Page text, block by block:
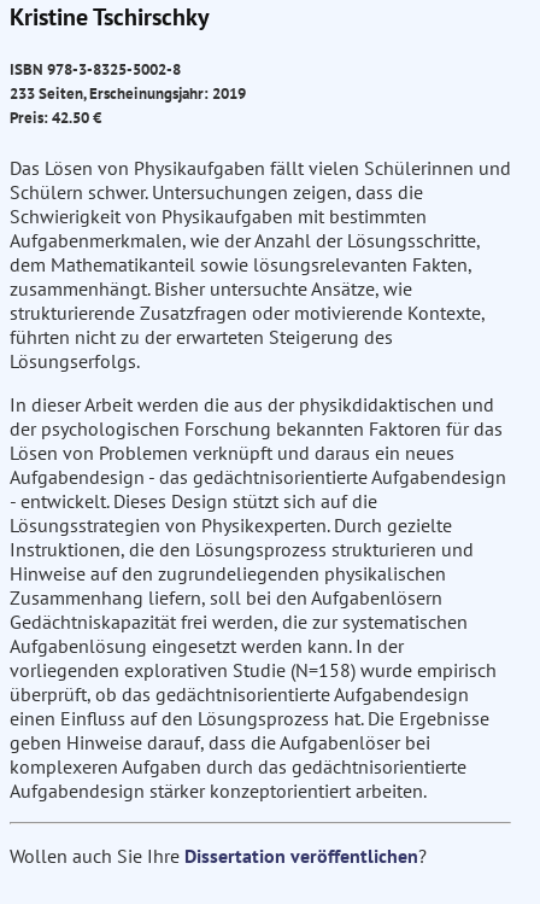
Kristine Tschirschky
ISBN 978-3-8325-5002-8
233 Seiten, Erscheinungsjahr: 2019
Preis: 42.50 €
Das Lösen von Physikaufgaben fällt vielen Schülerinnen und
Schülern schwer. Untersuchungen zeigen, dass die
Schwierigkeit von Physikaufgaben mit bestimmten
Aufgabenmerkmalen, wie der Anzahl der Lösungsschritte,
dem Mathematikanteil sowie lösungsrelevanten Fakten,
zusammenhängt. Bisher untersuchte Ansätze, wie
strukturierende Zusatzfragen oder motivierende Kontexte,
führten nicht zu der erwarteten Steigerung des
Lösungserfolgs.
In dieser Arbeit werden die aus der physikdidaktischen und
der psychologischen Forschung bekannten Faktoren für das
Lösen von Problemen verknüpft und daraus ein neues
Aufgabendesign - das gedächtnisorientierte Aufgabendesign
- entwickelt. Dieses Design stützt sich auf die
Lösungsstrategien von Physikexperten. Durch gezielte
Instruktionen, die den Lösungsprozess strukturieren und
Hinweise auf den zugrundeliegenden physikalischen
Zusammenhang liefern, soll bei den Aufgabenlösern
Gedächtniskapazität frei werden, die zur systematischen
Aufgabenlösung eingesetzt werden kann. In der
vorliegenden explorativen Studie (N=158) wurde empirisch
überprüft, ob das gedächtnisorientierte Aufgabendesign
einen Einfluss auf den Lösungsprozess hat. Die Ergebnisse
geben Hinweise darauf, dass die Aufgabenlöser bei
komplexeren Aufgaben durch das gedächtnisorientierte
Aufgabendesign stärker konzeptorientiert arbeiten.
Wollen auch Sie Ihre Dissertation veröffentlichen?